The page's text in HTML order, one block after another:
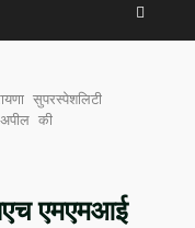
सुपरस्पेशलिटी
की
एमएमआई